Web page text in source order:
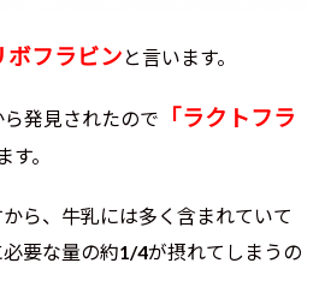
ボフラビン と言います。
発見されたので
「ラクトフラ
。
ら、牛乳には多く含まれていて
要な量の約1/4が摂れてしまうの